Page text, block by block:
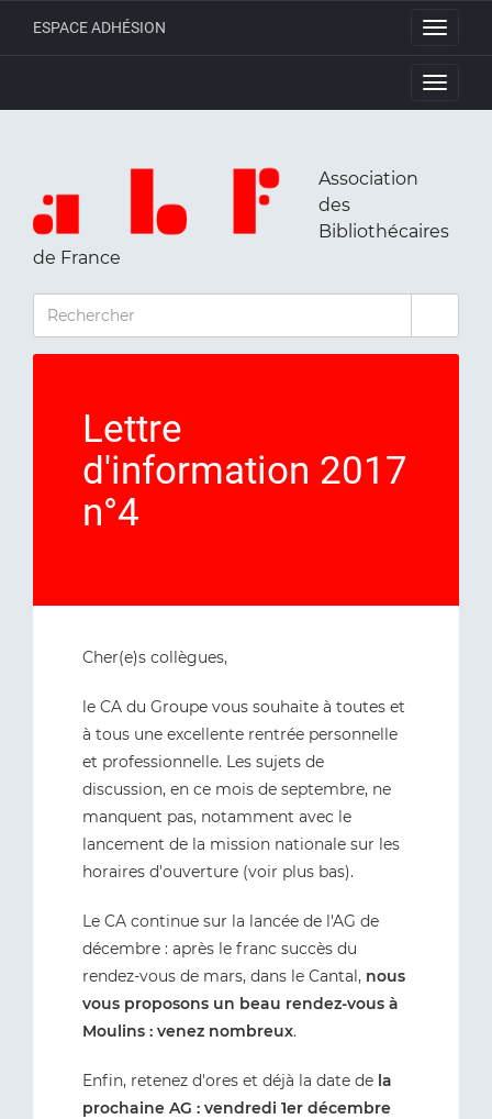
Toggle
ESPACE ADHÉSION
Toggle
Association
des
Bibliothécaires
de France
RECHERCHER
Lettre
d'information 2017
n°4
Cher(e)s collègues,
le CA du Groupe vous souhaite à toutes et
à tous une excellente rentrée personnelle
et professionnelle. Les sujets de
discussion, en ce mois de septembre, ne
manquent pas, notamment avec le
lancement de la mission nationale sur les
horaires d'ouverture (voir plus bas).
Le CA continue sur la lancée de l'AG de
décembre : après le franc succès du
rendez-vous de mars, dans le Cantal, nous
vous proposons un beau rendez-vous à
Moulins : venez nombreux.
Enfin, retenez d'ores et déjà la date de la
prochaine AG : vendredi 1er décembre